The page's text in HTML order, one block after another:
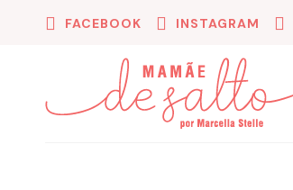
FACEBOOK INSTAGRAM